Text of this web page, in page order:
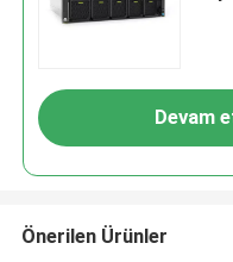
Devam
Önerilen Ürünler